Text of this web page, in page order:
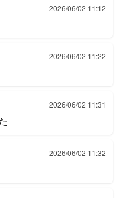
2026/06/02 11:12
2026/06/02 11:22
2026/06/02 11:31
2026/06/02 11:32